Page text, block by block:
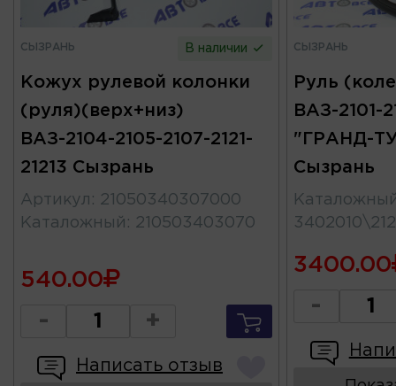
СЫЗРАНЬ В наличии
Кожух рулевой колонки
(руля)(верх+низ)
ВАЗ-2104-2105-2107-2121-
21213 Сызрань
Артикул : 21050340307000
Каталожный : 210503403070
540.00
- +
Написать отзыв
СЫЗРАНЬ
Руль
ВАЗ-2101-
"ГРАНД-
Сызрань
3400.00
-